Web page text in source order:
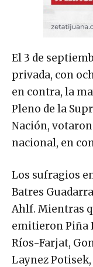
El 3 de
privada, con
en contra, la
Pleno de la
Nación,
nacional, en
Los sufragios
Batres
Ahlf. Mientras
emitieron Piña
Ríos-Farjat,
Laynez